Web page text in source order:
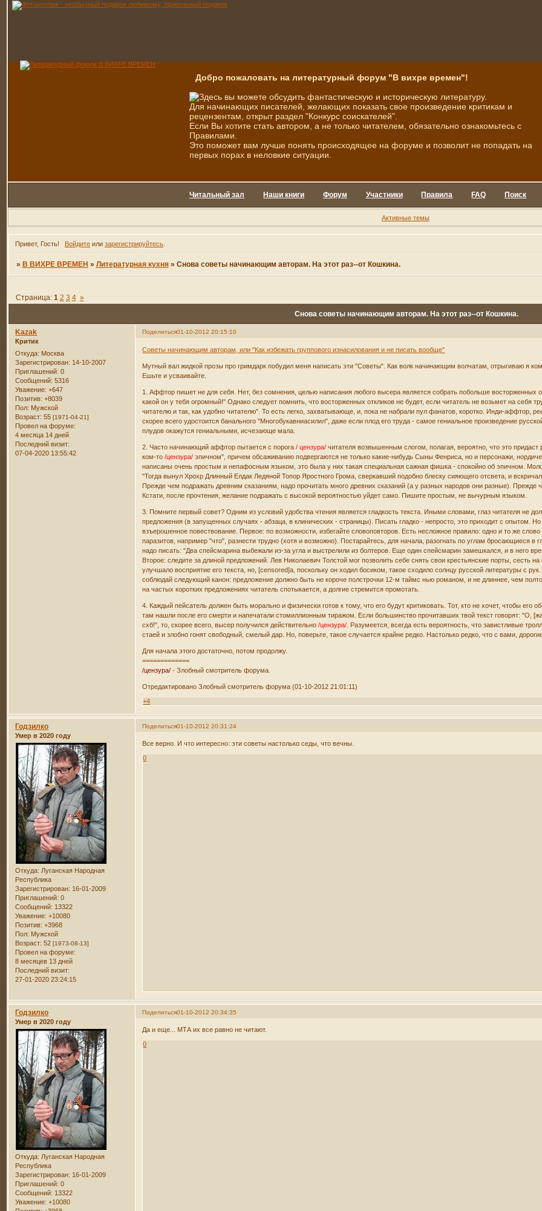
Добро пожаловать на литературный форум "В вихре времен"!
Здесь вы можете обсудить фантастическую и историческую литературу.
Для начинающих писателей, желающих показать свое произведение критикам и
рецензентам, открыт раздел "Конкурс соискателей".
Если Вы хотите стать автором, а не только читателем, обязательно ознакомьтесь с
Правилами.
Это поможет вам лучше понять происходящее на форуме и позволит не попадать на
первых порах в неловкие ситуации.
Читальный зал Наши книги Форум Участники Правила FAQ Поиск
Активные темы
Привет, Гость! Войдитеили зарегистрируйтесь.
» В ВИХРЕ ВРЕМЕН » Литературная кухня » Снова советы начинающим авторам. На этот раз--от Кошкина.
Снова советы начинающим авторам. На этот раз--от Кошкина.
Страница: 1 2 3 4 »
Поделиться01-10-2012 20:15:10
Kazak
Критик
Откуда: Москва
Зарегистрирован: 14-10-2007
Приглашений: 0
Сообщений: 5316
Уважение: +647
Позитив: +8039
Пол: Мужской
Возраст: 55[1971-04-21]
Провел на форуме:
4 месяца 14 дней
Последний визит:
07-04-2020 13:55:42
Советы начинающим авторам, или "Как избежать группового изнасилования и не писать вообще"
Мутный вал жидкой прозы про гримдарк побудил меня написать эти "Советы". Как волк начинающим волчатам, отрыгиваю я
Ешьте и усваивайте.
1. Аффтор пишет не для себя. Нет, без сомнения, целью написания любого высера является собрать побольше
какой он у тебя огромный!" Однако следует помнить, что восторженных откликов не будет, если читатель не возьмет на себя
читателю и так, как удобно читателю". То есть легко, захватывающе, и, пока не набрали пул фанатов, коротко. Инди-
скорее всего удостоится банального "Многобукавниасилил", даже если плод его труда - самое гениальное произведение
плудов окажутся гениальными, исчезающе мала.
2. Часто начинающий аффтор пытается с порога/ цензура/ читателя возвышенным слогом, полагая, вероятно, что это
ком-то/цензура/ эпичном", причем обсаживанию подвергаются не только какие-нибудь Сыны Фенриса, но и персонажи,
написаны очень простым и непафосным языком, это была у них такая специальная сажная фишка - спокойно об эпичном.
"Тогда вынул Хрохр Длинный Елдак Ледяной Топор Яростного Грома, сверкавший подобно блеску сияющего отсвета, и
Прежде чем подражать древним сказаниям, надо прочитать много древних сказаний (а у разных народов они разные). Прежде
Кстати, после прочтения, желание подражать с высокой вероятностью уйдет само. Пишите простым, не вычурным языком.
3. Помните первый совет? Одним из условий удобства чтения является гладкость текста. Иными словами, глаз читателя не
предложения (в запущенных случаях - абзаца, в клинических - страницы). Писать гладко - непросто, это приходит с опытом.
взъерошенное повествование. Первое: по возможности, избегайте словоповторов. Есть несложное правило: одно и то же
паразитов, например "что", разнести трудно (хотя и возможно). Постарайтесь, для начала, разогнать по углам бросающиеся в
надо писать: "Два спейсмарина выбежали из-за угла и выстрелили из болтеров. Еще один спейсмарин замешкался, и в него
Второе: следите за длиной предложений. Лев Николаевич Толстой мог позволить себе снять свои крестьянские порты, сесть
улучшало восприятие его текста, но, [censored]а, поскольку он ходил босиком, такое сходило солнцу русской литературы с
соблюдай следующий канон: предложение должно быть не короче полстрочки 12-м таймс нью романом, и не длиннее, чем
на частых коротких предложениях читатель спотыкается, а долгие стремится промотать.
4. Каждый пейсатель должен быть морально и физически готов к тому, что его будут критиковать. Тот, кто не хочет, чтобы
там нашли после его смерти и напечатали стомиллионным тиражом. Если большинство прочитавших твой текст говорят: "О,
схб!", то, скорее всего, высер получился действительно/цензура/ . Разумеется, всегда есть вероятность, что завистливые
стаей и злобно гонят свободный, смелый дар. Но, поверьте, такое случается крайне редко. Настолько редко, что с вами,
Для начала этого достаточно, потом продолжу.
=============
/цензура/- Злобный смотритель форума.
Отредактировано Злобный смотритель форума (01-10-2012 21:01:11)
+4
Поделиться01-10-2012 20:31:24
Годзилко
Умер в 2020 году
Откуда: Луганская Народная
Республика
Зарегистрирован: 16-01-2009
Приглашений: 0
Сообщений: 13322
Уважение: +10080
Позитив: +3968
Пол: Мужской
Возраст: 52[1973-08-13]
Провел на форуме:
8 месяцев 13 дней
Последний визит:
27-01-2020 23:24:15
Все верно. И что интересно: эти советы настолько седы, что вечны.
0
Поделиться01-10-2012 20:34:35
Годзилко
Умер в 2020 году
Откуда: Луганская Народная
Республика
Зарегистрирован: 16-01-2009
Приглашений: 0
Сообщений: 13322
Уважение: +10080
Да и еще... МТА их все равно не читают.
0